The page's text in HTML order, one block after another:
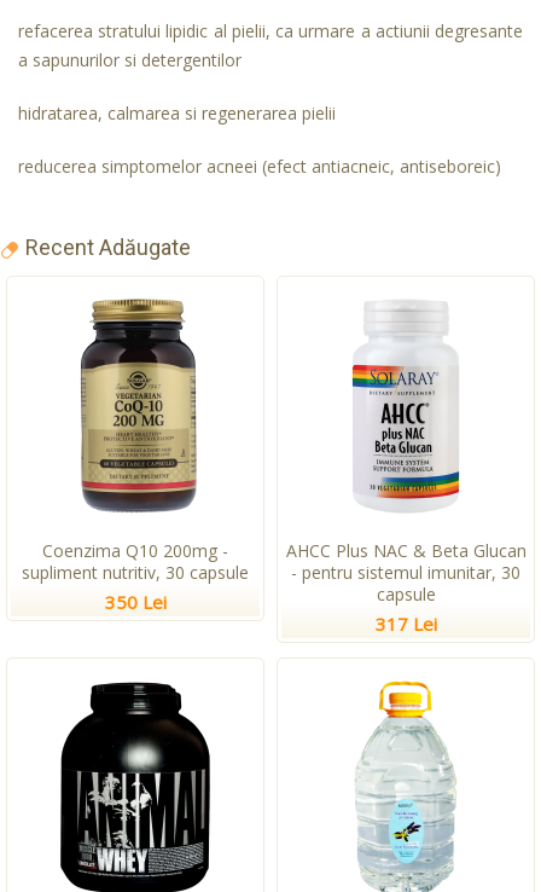
refacerea stratului lipidic al pielii, ca urmare a actiunii degresante
a sapunurilor si detergentilor
hidratarea, calmarea si regenerarea pielii
reducerea simptomelor acneei (efect antiacneic, antiseboreic)
Recent Adăugate
Coenzima Q10 200mg -
supliment nutritiv, 30 capsule
350 Lei
AHCC Plus NAC & Beta Glucan
- pentru sistemul imunitar, 30
capsule
317 Lei